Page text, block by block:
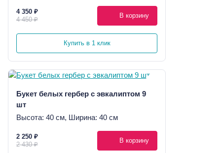
4 350 ₽
4 450 ₽
В корзину
Купить в 1 клик
Букет белых гербер с эвкалиптом 9
шт
Высота: 40 см, Ширина: 40 см
2 250 ₽
2 430 ₽
В корзину